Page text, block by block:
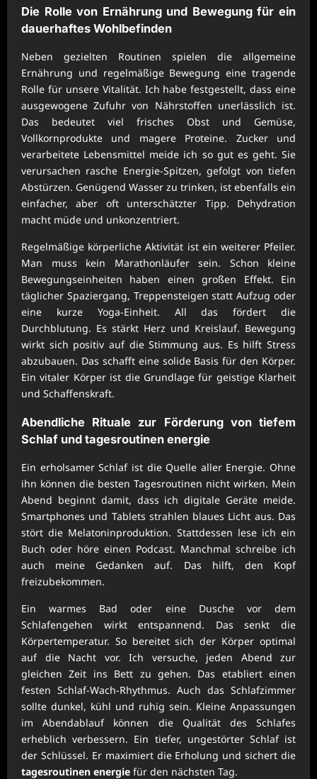
Die Rolle von Ernährung und Bewegung für ein
dauerhaftes Wohlbefinden
Neben gezielten Routinen spielen die allgemeine
Ernährung und regelmäßige Bewegung eine tragende
Rolle für unsere Vitalität. Ich habe festgestellt, dass eine
ausgewogene Zufuhr von Nährstoffen unerlässlich ist.
Das bedeutet viel frisches Obst und Gemüse,
Vollkornprodukte und magere Proteine. Zucker und
verarbeitete Lebensmittel meide ich so gut es geht. Sie
verursachen rasche Energie-Spitzen, gefolgt von tiefen
Abstürzen. Genügend Wasser zu trinken, ist ebenfalls ein
einfacher, aber oft unterschätzter Tipp. Dehydration
macht müde und unkonzentriert.
Regelmäßige körperliche Aktivität ist ein weiterer Pfeiler.
Man muss kein Marathonläufer sein. Schon kleine
Bewegungseinheiten haben einen großen Effekt. Ein
täglicher Spaziergang, Treppensteigen statt Aufzug oder
eine kurze Yoga-Einheit. All das fördert die
Durchblutung. Es stärkt Herz und Kreislauf. Bewegung
wirkt sich positiv auf die Stimmung aus. Es hilft Stress
abzubauen. Das schafft eine solide Basis für den Körper.
Ein vitaler Körper ist die Grundlage für geistige Klarheit
und Schaffenskraft.
Abendliche Rituale zur Förderung von tiefem
Schlaf und tagesroutinen energie
Ein erholsamer Schlaf ist die Quelle aller Energie. Ohne
ihn können die besten Tagesroutinen nicht wirken. Mein
Abend beginnt damit, dass ich digitale Geräte meide.
Smartphones und Tablets strahlen blaues Licht aus. Das
stört die Melatoninproduktion. Stattdessen lese ich ein
Buch oder höre einen Podcast. Manchmal schreibe ich
auch meine Gedanken auf. Das hilft, den Kopf
freizubekommen.
Ein warmes Bad oder eine Dusche vor dem
Schlafengehen wirkt entspannend. Das senkt die
Körpertemperatur. So bereitet sich der Körper optimal
auf die Nacht vor. Ich versuche, jeden Abend zur
gleichen Zeit ins Bett zu gehen. Das etabliert einen
festen Schlaf-Wach-Rhythmus. Auch das Schlafzimmer
sollte dunkel, kühl und ruhig sein. Kleine Anpassungen
im Abendablauf können die Qualität des Schlafes
erheblich verbessern. Ein tiefer, ungestörter Schlaf ist
der Schlüssel. Er maximiert die Erholung und sichert die
tagesroutinen energie für den nächsten Tag.